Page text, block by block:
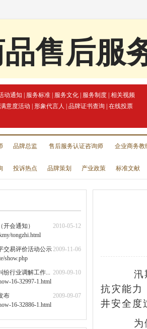
售后服
动通知 服务标准 服务文化 服务制度 相关视频
意度活动 形象代言人 品牌证书查询 在线投票
品牌总监 售后服务认证咨询师
企业商务教
投诉热点 品牌策划 产业政策 标准文献
2010-05-12
会通知）
tongzhi.html
2009-11-06
交易评价活动公示
show.php
2009-09-10
纷行业调解工作...
16-32997-1.html
2009-09-07
布
16-32886-1.html
汛期
抗灾能力
井安全度
为做